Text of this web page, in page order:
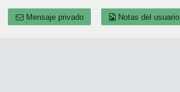
Mensaje privado Notas del usuario